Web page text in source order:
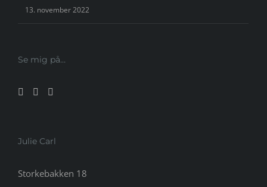
13. november 2022
Se mig på…
Julie Carl
Storkebakken 18